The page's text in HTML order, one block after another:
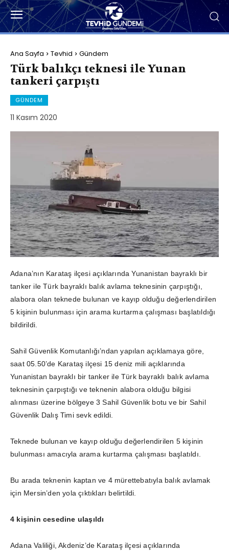
Ana Sayfa Tevhid Gündem
Türk balıkçı teknesi ile Yunan
tankeri çarpıştı
GÜNDEM
11 Kasım 2020
Adana’nın Karataş ilçesi açıklarında Yunanistan bayraklı bir
tanker ile Türk bayraklı balık avlama teknesinin çarpıştığı,
alabora olan teknede bulunan ve kayıp olduğu değerlendirilen
5 kişinin bulunması için arama kurtarma çalışması başlatıldığı
bildirildi.
Sahil Güvenlik Komutanlığı’ndan yapılan açıklamaya göre,
saat 05.50’de Karataş ilçesi 15 deniz mili açıklarında
Yunanistan bayraklı bir tanker ile Türk bayraklı balık avlama
teknesinin çarpıştığı ve teknenin alabora olduğu bilgisi
alınması üzerine bölgeye 3 Sahil Güvenlik botu ve bir Sahil
Güvenlik Dalış Timi sevk edildi.
Teknede bulunan ve kayıp olduğu değerlendirilen 5 kişinin
bulunması amacıyla arama kurtarma çalışması başlatıldı.
Bu arada teknenin kaptan ve 4 mürettebatıyla balık avlamak
için Mersin’den yola çıktıkları belirtildi.
4 kişinin cesedine ulaşıldı
Adana Valiliği, Akdeniz’de Karataş ilçesi açıklarında